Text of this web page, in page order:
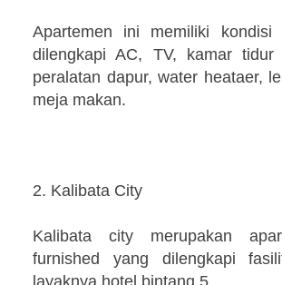
Apartemen ini memiliki kondisi
dilengkapi AC, TV, kamar tidur
peralatan dapur, water heataer,
meja makan.
2. Kalibata City
Kalibata city merupakan
furnished yang dilengkapi